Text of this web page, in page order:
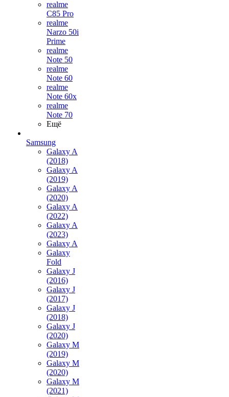
realme
C85 Pro
realme
Narzo 50i
Prime
realme
Note 50
realme
Note 60
realme
Note 60x
realme
Note 70
Ещё
Samsung
Galaxy A
(2018)
Galaxy A
(2019)
Galaxy A
(2020)
Galaxy A
(2022)
Galaxy A
(2023)
Galaxy A
Galaxy
Fold
Galaxy J
(2016)
Galaxy J
(2017)
Galaxy J
(2018)
Galaxy J
(2020)
Galaxy M
(2019)
Galaxy M
(2020)
Galaxy M
(2021)